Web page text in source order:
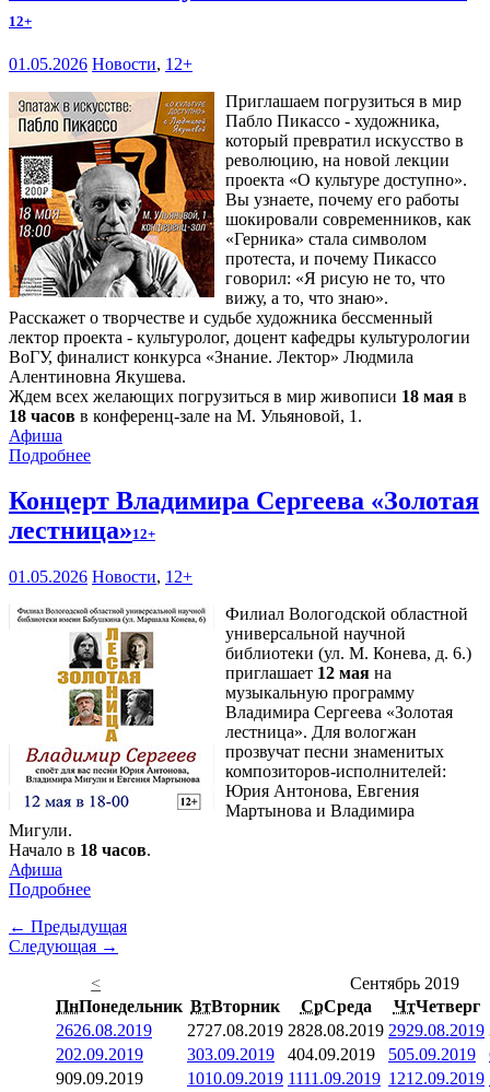
12+
01.05.2026 Новости, 12+
Приглашаем погрузиться в мир
Пабло Пикассо - художника,
который превратил искусство в
революцию, на новой лекции
проекта «О культуре доступно».
Вы узнаете, почему его работы
шокировали современников, как
«Герника» стала символом
протеста, и почему Пикассо
говорил: «Я рисую не то, что
вижу, а то, что знаю».
Расскажет о творчестве и судьбе художника бессменный
лектор проекта - культуролог, доцент кафедры культурологии
ВоГУ, финалист конкурса «Знание. Лектор» Людмила
Алентиновна Якушева.
Ждем всех желающих погрузиться в мир живописи 18 мая в
18 часов в конференц-зале на М. Ульяновой, 1.
Афиша
Подробнее
Концерт Владимира Сергеева «Золотая
лестница»12+
01.05.2026 Новости, 12+
Филиал Вологодской областной
универсальной научной
библиотеки (ул. М. Конева, д. 6.)
приглашает 12 мая на
музыкальную программу
Владимира Сергеева «Золотая
лестница». Для вологжан
прозвучат песни знаменитых
композиторов-исполнителей:
Юрия Антонова, Евгения
Мартынова и Владимира
Мигули.
Начало в 18 часов.
Афиша
Подробнее
← Предыдущая
Следующая →
<
Сентябрь 2019
ПнПонедельник ВтВторник СрСреда ЧтЧетверг
2626.08.2019 2727.08.2019 2828.08.2019 2929.08.2019
202.09.2019 303.09.2019 404.09.2019 505.09.2019
909.09.2019 1010.09.2019 1111.09.2019 1212.09.2019